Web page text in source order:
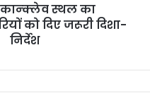
स्थल का
को दिए जरूरी दिशा-
निर्देश